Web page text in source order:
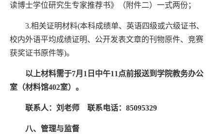
读博士学位研究生专家推荐书》（附件二）一式两份；
3.相关证明材料(本科成绩单、英语四级或六级证书、
校内外语平均成绩证明、公开发表文章的刊物原件、竞赛
获奖证书原件等)。
以上材料需于7月1日中午11点前报送到学院教务办公
室（材料馆402室）。
联系人：刘老师 联系电话： 85095329
八、管理与监督